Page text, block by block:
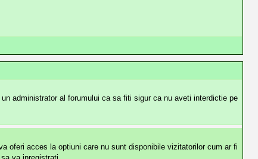
administrator al forumului ca sa fiti sigur ca nu aveti interdictie pe
oferi acces la optiuni care nu sunt disponibile vizitatorilor cum ar fi